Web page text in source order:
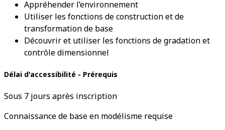
Appréhender l’environnement
Utiliser les fonctions de construction et de
transformation de base
Découvrir et utiliser les fonctions de gradation et
contrôle dimensionnel
Délai d'accessibilité - Prérequis
Sous 7 jours après inscription
Connaissance de base en modélisme requise